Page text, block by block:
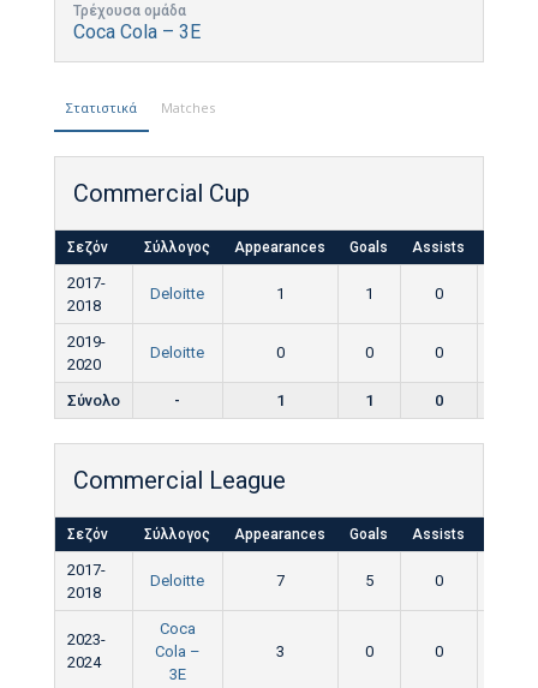
Τρέχουσα ομάδα
Coca Cola – 3E
Στατιστικά Matches
Commercial Cup
Σεζόν Σύλλογος Appearances Goals Assists
2017-
2018
Deloitte 1 1 0
2019-
2020
Deloitte 0 0 0
Σύνολο - 1 1 0
Commercial League
Σεζόν Σύλλογος Appearances Goals Assists
2017-
2018
Deloitte 7 5 0
2023-
2024
Coca
Cola –
3E
3 0 0